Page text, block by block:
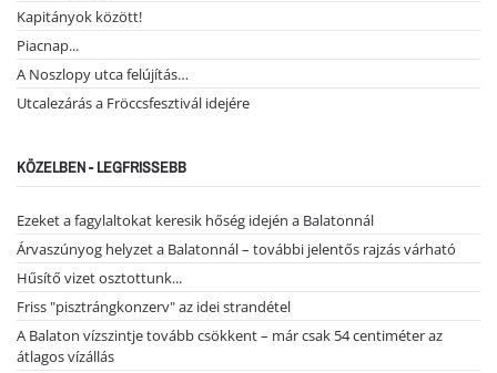
Kapitányok között!
Piacnap...
A Noszlopy utca felújítás…
Utcalezárás a Fröccsfesztivál idejére
KÖZELBEN - LEGFRISSEBB
Ezeket a fagylaltokat keresik hőség idején a Balatonnál
Árvaszúnyog helyzet a Balatonnál – további jelentős rajzás várható
Hűsítő vizet osztottunk...
Friss "pisztrángkonzerv" az idei strandétel
A Balaton vízszintje tovább csökkent – már csak 54 centiméter az
átlagos vízállás